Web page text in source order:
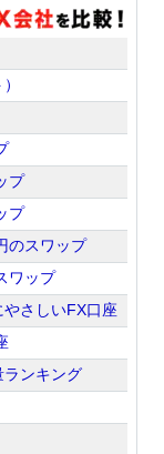
プ
プ
のスワップ
ワップ
さしいFX口座
ランキング